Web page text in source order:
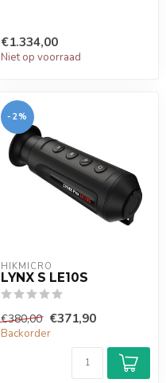
€1.334,00
Niet op voorraad
-2%
HIKMICRO
LYNX S LE10S
€380,00 €371,90
Backorder